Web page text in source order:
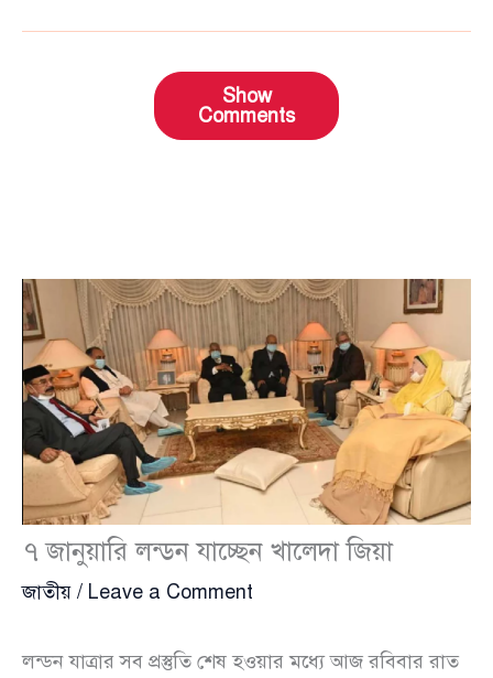
Show
Comments
৭ জানুয়ারি লন্ডন যাচ্ছেন খালেদা জিয়া
জাতীয় / Leave a Comment
লন্ডন যাত্রার সব প্রস্তুতি শেষ হওয়ার মধ্যে আজ রবিবার রাত